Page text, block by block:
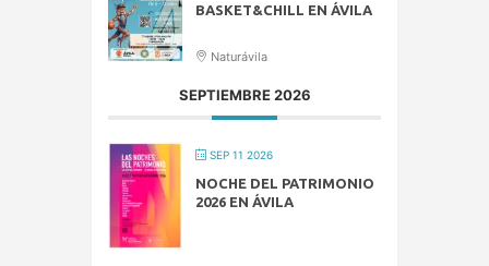
BASKET&CHILL EN ÁVILA
Naturávila
SEPTIEMBRE 2026
SEP 11 2026
NOCHE DEL PATRIMONIO
2026 EN ÁVILA